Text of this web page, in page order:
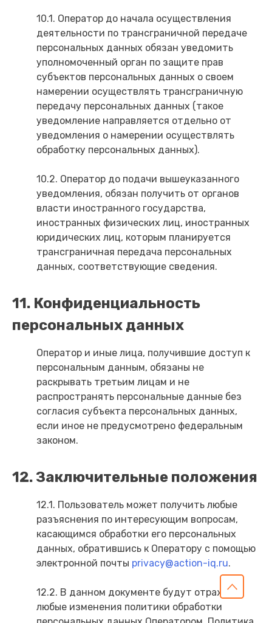
10.1. Оператор до начала осуществления
деятельности по трансграничной передаче
персональных данных обязан уведомить
уполномоченный орган по защите прав
субъектов персональных данных о своем
намерении осуществлять трансграничную
передачу персональных данных (такое
уведомление направляется отдельно от
уведомления о намерении осуществлять
обработку персональных данных).
10.2. Оператор до подачи вышеуказанного
уведомления, обязан получить от органов
власти иностранного государства,
иностранных физических лиц, иностранных
юридических лиц, которым планируется
трансграничная передача персональных
данных, соответствующие сведения.
11. Конфиденциальность
персональных данных
Оператор и иные лица, получившие доступ к
персональным данным, обязаны не
раскрывать третьим лицам и не
распространять персональные данные без
согласия субъекта персональных данных,
если иное не предусмотрено федеральным
законом.
12. Заключительные положения
12.1. Пользователь может получить любые
разъяснения по интересующим вопросам,
касающимся обработки его персональных
данных, обратившись к Оператору с помощью
электронной почты privacy@action-iq.ru.
12.2. В данном документе будут отражены
любые изменения политики обработки